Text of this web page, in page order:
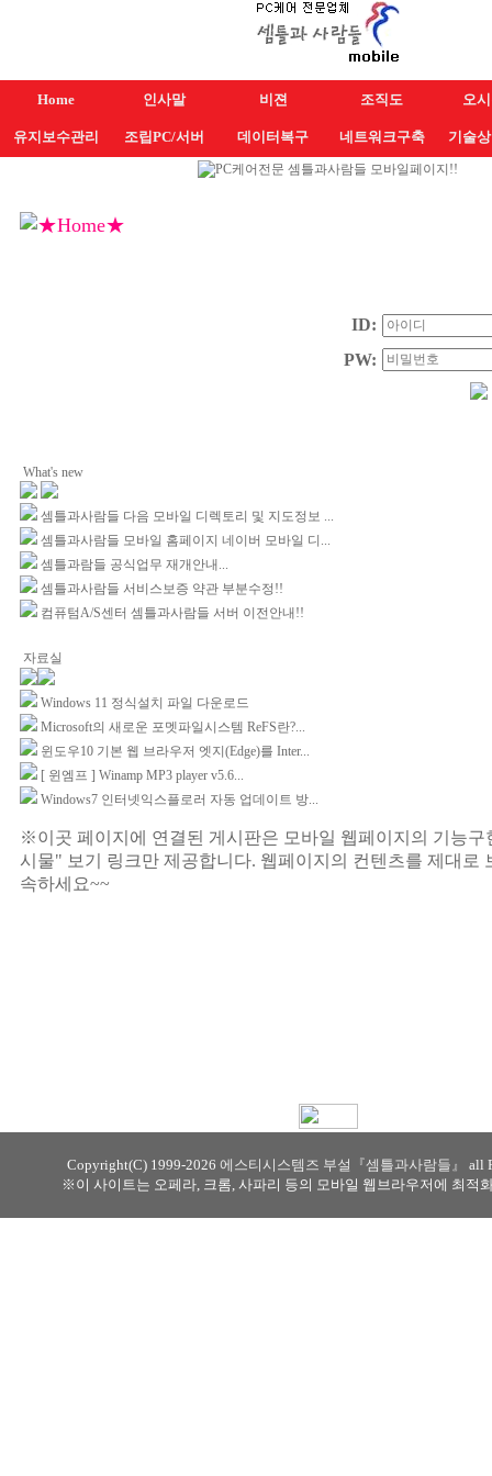
Home 인사말 비젼 조직도 오
유지보수관리 조립PC/서버 데이터복구 네트워크구축 기술
ID:
PW:
What's new
셈틀과사람들 다음 모바일 디렉토리 및 지도정보 ...
셈틀과사람들 모바일 홈페이지 네이버 모바일 디...
셈틀과람들 공식업무 재개안내...
셈틀과사람들 서비스보증 약관 부분수정!!
컴퓨텀A/S센터 셈틀과사람들 서버 이전안내!!
자료실
Windows 11 정식설치 파일 다운로드
Microsoft의 새로운 포멧파일시스템 ReFS란?...
윈도우10 기본 웹 브라우저 엣지(Edge)를 Inter...
[ 윈엠프 ] Winamp MP3 player v5.6...
Windows7 인터넷익스플로러 자동 업데이트 방...
※이곳 페이지에 연결된 게시판은 모바일 웹페이지의 기능구
시물" 보기 링크만 제공합니다. 웹페이지의 컨텐츠를 제대로
속하세요~~
Copyright(C) 1999-2026 에스티시스템즈 부설 『셈틀과사람들』
all
※이 사이트는 오페라, 크롬, 사파리 등의 모바일 웹브라우저에 최적